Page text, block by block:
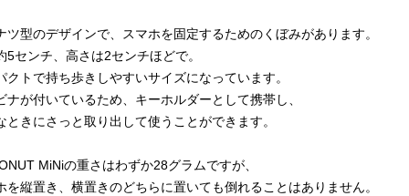
ツ型のデザインで、スマホを固定するためのくぼみがあります。
5センチ、高さは2センチほどで。
クトで持ち歩きしやすいサイズになっています。
ナが付いているため、キーホルダーとして携帯し、
ときにさっと取り出して使うことができます。
MiNiの重さはわずか28グラムですが、
を縦置き、横置きのどちらに置いても倒れることはありません。